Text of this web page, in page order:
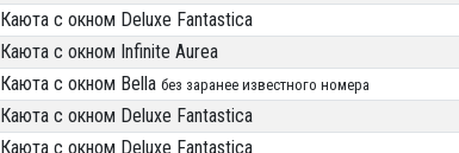
Каюта с окном Deluxe Fantastica
Каюта с окном Infinite Aurea
Каюта с окном Bella без заранее известного номера
Каюта с окном Deluxe Fantastica
Каюта с окном Deluxe Fantastica